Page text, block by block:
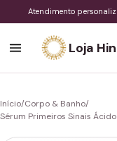
Atendimento
Loja
Início/Corpo & Banho/
Sérum Primeiros Sinais